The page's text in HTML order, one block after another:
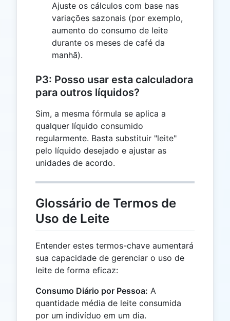
Ajuste os cálculos com base nas
variações sazonais (por exemplo,
aumento do consumo de leite
durante os meses de café da
manhã).
P3: Posso usar esta calculadora
para outros líquidos?
Sim, a mesma fórmula se aplica a
qualquer líquido consumido
regularmente. Basta substituir "leite"
pelo líquido desejado e ajustar as
unidades de acordo.
Glossário de Termos de
Uso de Leite
Entender estes termos-chave aumentará
sua capacidade de gerenciar o uso de
leite de forma eficaz:
Consumo Diário por Pessoa: A
quantidade média de leite consumida
por um indivíduo em um dia.